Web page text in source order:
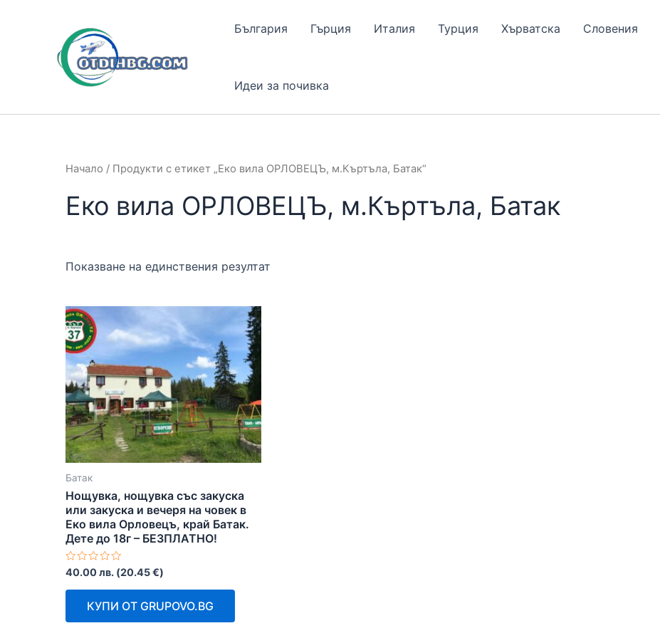
България Гърция Италия Турция Хърватска Словения
Идеи за почивка
Начало / Продукти с етикет „Еко вила ОРЛОВЕЦЪ, м.Къртъла, Батак“
Еко вила ОРЛОВЕЦЪ, м.Къртъла, Батак
Показване на единствения резултат
Батак
Нощувка, нощувка със закуска
или закуска и вечеря на човек в
Еко вила Орловецъ, край Батак.
Дете до 18г – БЕЗПЛАТНО!
Оценено
с
0
40.00лв. (20.45€)
КУПИ ОТ GRUPOVO.BG